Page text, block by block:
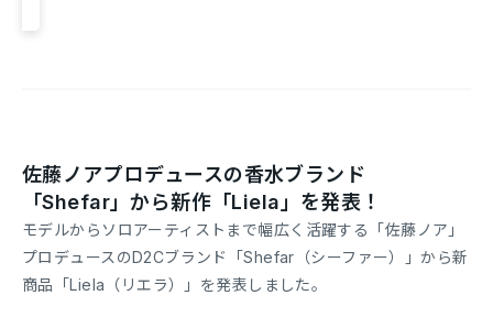
佐藤ノアプロデュースの香水ブランド
「Shefar」から新作「Liela」を発表！
モデルからソロアーティストまで幅広く活躍する「佐藤ノア」
プロデュースのD2Cブランド「Shefar（シーファー）」から新
商品「Liela（リエラ）」を発表しました。